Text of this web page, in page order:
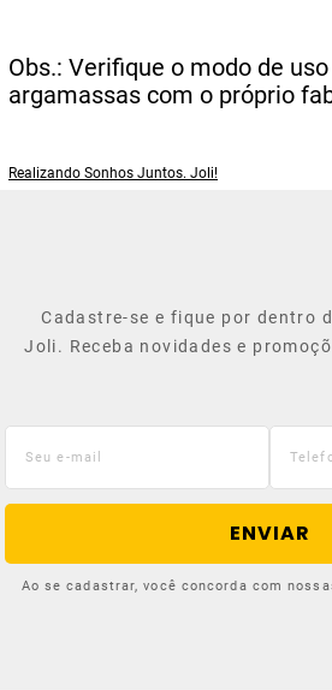
Obs.: Verifique o modo de
argamassas com o próprio
Realizando Sonhos Juntos. Joli!
Cadastre-se e fique por dentro
Joli. Receba novidades e
ENVIAR
Ao se cadastrar, você concorda com